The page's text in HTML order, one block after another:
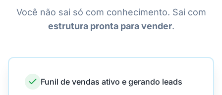
Você não sai só com conhecimento. Sai com
estrutura pronta para vender.
Funil de vendas ativo e gerando leads